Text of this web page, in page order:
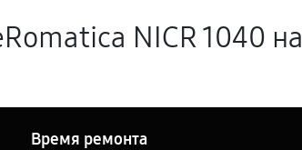
NICR 1040 на
Время ремонта